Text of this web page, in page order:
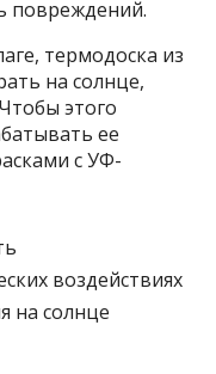
повреждений.
термодоска из
на солнце,
этого
ее
с УФ-
воздействиях
на солнце